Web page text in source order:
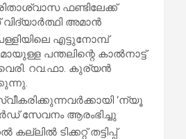
ഫണ്ടിലേക്ക്
അമാൻ
എട്ടുനോമ്പ്
പന്തലിന്റെ കാൽനാട്ട്
വെരി. റവ.ഫാ. കുര്യൻ
‘ന്യൂ
സേവനം ആരംഭിച്ചു
ടിക്കറ്റ് തട്ടിപ്പ്